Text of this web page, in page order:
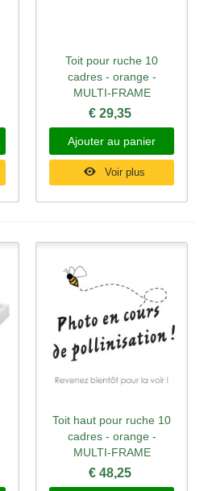
Toit pour ruche 10
cadres - orange -
MULTI-FRAME
€ 29,35
Ajouter au panier
Voir plus
Toit haut pour ruche 10
cadres - orange -
MULTI-FRAME
€ 48,25